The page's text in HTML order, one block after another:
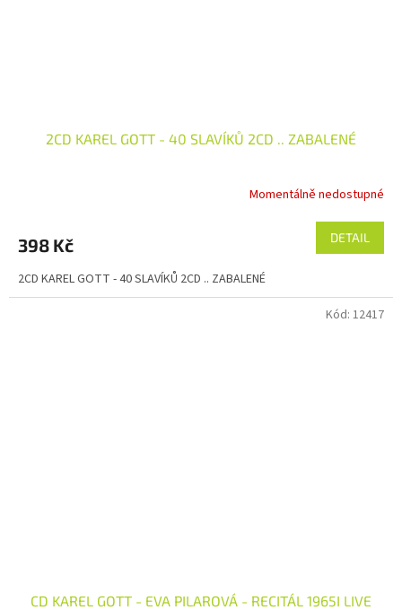
2CD KAREL GOTT - 40 SLAVÍKŮ 2CD .. ZABALENÉ
Momentálně nedostupné
398 Kč DETAIL
2CD KAREL GOTT - 40 SLAVÍKŮ 2CD .. ZABALENÉ
CD KAREL GOTT - EVA PILAROVÁ - RECITÁL 1965I LIVE
Kód: 12417